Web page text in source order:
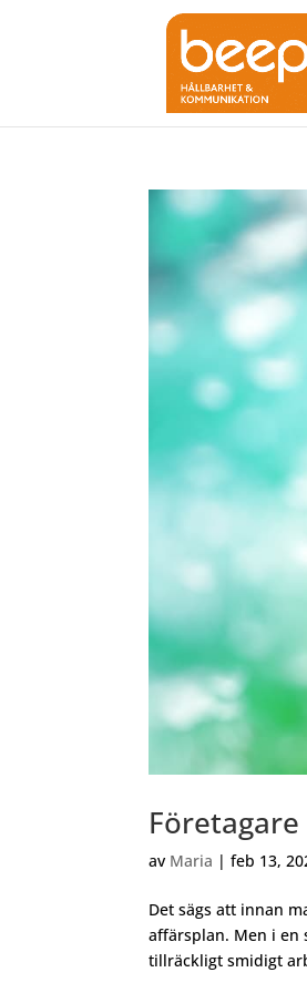
av Maria |feb 13,
Det sägs att innan
affärsplan. Men i en
tillräckligt smidigt